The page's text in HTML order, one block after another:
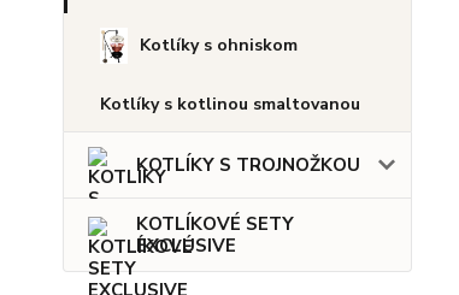
Kotlíky s ohniskom
Kotlíky s kotlinou smaltovanou
KOTLÍKY S TROJNOŽKOU
KOTLÍKOVÉ SETY
EXCLUSIVE